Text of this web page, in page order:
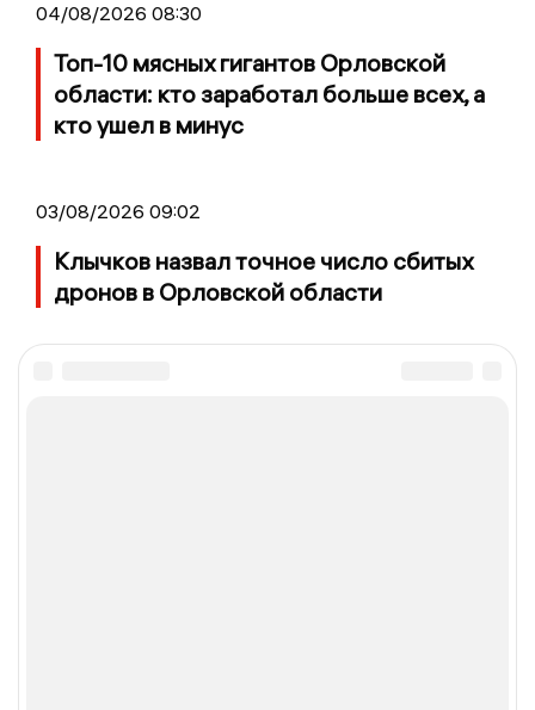
04/08/2026 08:30
Топ-10 мясных гигантов Орловской
области: кто заработал больше всех, а
кто ушел в минус
03/08/2026 09:02
Клычков назвал точное число сбитых
дронов в Орловской области